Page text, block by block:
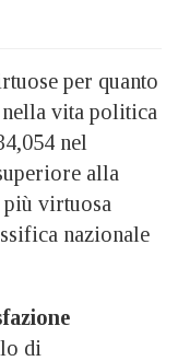
per quanto
vita politica
nel
alla
più virtuosa
nazionale
di